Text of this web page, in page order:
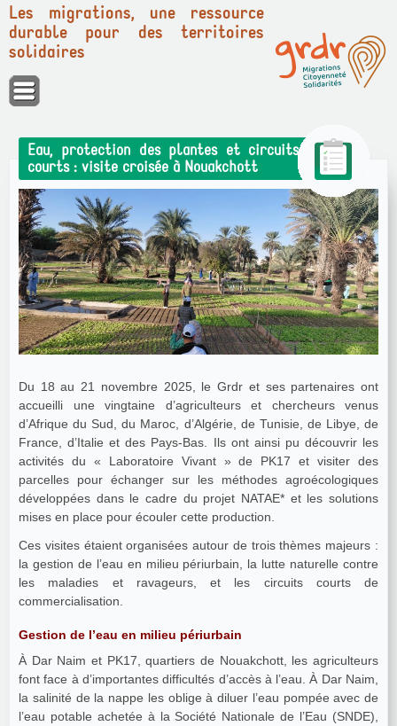
Panneau de gestion des cookies
Les migrations, une ressource
durable pour des territoires
solidaires
Eau, protection des plantes et circuits
courts : visite croisée à Nouakchott
Du 18 au 21 novembre 2025, le Grdr et ses partenaires ont
accueilli une vingtaine d’agriculteurs et chercheurs venus
d’Afrique du Sud, du Maroc, d’Algérie, de Tunisie, de Libye, de
France, d’Italie et des Pays-Bas. Ils ont ainsi pu découvrir les
activités du « Laboratoire Vivant » de PK17 et visiter des
parcelles pour échanger sur les méthodes agroécologiques
développées dans le cadre du projet NATAE* et les solutions
mises en place pour écouler cette production.
Ces visites étaient organisées autour de trois thèmes majeurs :
la gestion de l’eau en milieu périurbain, la lutte naturelle contre
les maladies et ravageurs, et les circuits courts de
commercialisation.
Gestion de l’eau en milieu périurbain
À Dar Naim et PK17, quartiers de Nouakchott, les agriculteurs
font face à d’importantes difficultés d’accès à l’eau. À Dar Naim,
la salinité de la nappe les oblige à diluer l’eau pompée avec de
l’eau potable achetée à la Société Nationale de l’Eau (SNDE),